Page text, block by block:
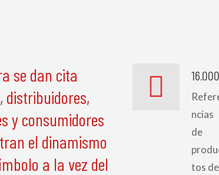
se dan cita
distribuidores,
y consumidores
el dinamismo
a la vez del
16.000
ncias
de
tos de